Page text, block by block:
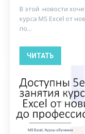
В этой новости
курса MS Excel от
по...
ЧИТАТЬ